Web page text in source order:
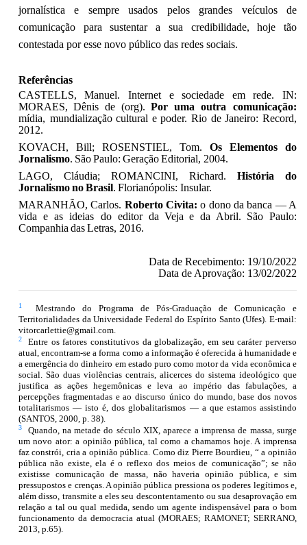
jornalística e sempre usados pelos grandes veículos de
comunicação para sustentar a sua credibilidade, hoje tão
contestada por esse novo público das redes sociais.
Referências
CASTELLS,
Manuel. Internet e sociedade em rede.
IN:
MORAES, Dênis de (org). Por uma outra comunicação:
mídia, mundialização cultural e poder. Rio de Janeiro: Record,
2012.
KOVACH,
Bill; ROSENSTIEL, Tom. Os Elementos
do
Jornalismo. SãoPaulo: GeraçãoEditorial, 2004.
LAGO,
Cláudia; ROMANCINI, Richard. História
do
JornalismonoBrasil. Florianópolis: Insular.
MARANHÃO, Carlos. Roberto Civita:o dono da banca — A
vida e as ideias do editor da Veja e da Abril. São Paulo:
Companhia dasLetras, 2016.
Data de Recebimento: 19/10/2022
Data de Aprovação: 13/02/2022
1Mestrando do Programa de Pós-Graduação de Comunicação e
Territorialidades da Universidade Federal do Espírito Santo (Ufes). E-mail:
vitorcarlettie@gmail.com.
2Entre os fatores constitutivos da globalização, em seu caráter perverso
atual, encontram-se a forma como a informação é oferecida à humanidade e
a emergência do dinheiro em estado puro como motor da vida econômica e
social. São duas violências centrais, alicerces do sistema ideológico que
justifica as ações hegemônicas e leva ao império das fabulações, a
percepções fragmentadas e ao discurso único do mundo, base dos novos
totalitarismos — isto é, dos globalitarismos — a que estamos assistindo
(SANTOS, 2000, p. 38).
3Quando, na metade do século XIX, aparece a imprensa de massa, surge
um novo ator: a opinião pública, tal como a chamamos hoje. A imprensa
faz constrói, cria a opinião pública. Como diz Pierre Bourdieu, “ a opinião
pública não existe, ela é o reflexo dos meios de comunicação”; se não
existisse comunicação de massa, não haveria opinião pública, e sim
pressupostos e crenças. A opinião pública pressiona os poderes legítimos e,
além disso, transmite a eles seu descontentamento ou sua desaprovação em
relação a tal ou qual medida, sendo um agente indispensável para o bom
funcionamento da democracia atual (MORAES; RAMONET; SERRANO,
2013, p.65).